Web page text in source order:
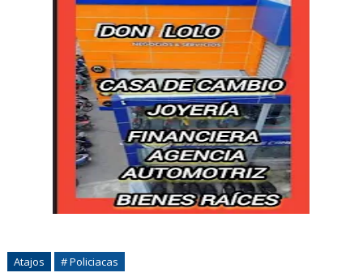
Atajos # Policiacas